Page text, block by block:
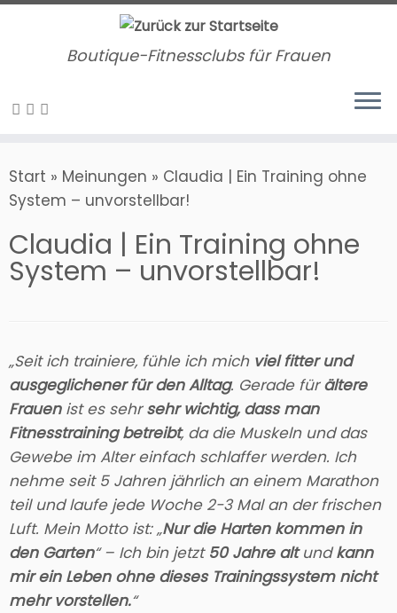
Zum
Boutique-Fitnessclubs für Frauen
Start » Meinungen » Claudia | Ein Training ohne
System – unvorstellbar!
Claudia | Ein Training ohne
System – unvorstellbar!
„Seit ich trainiere, fühle ich mich viel fitter und
ausgeglichener für den Alltag. Gerade fürältere
Frauenist es sehrsehr wichtig, dass man
Fitnesstraining betreibt, da die Muskeln und das
Gewebe im Alter einfach schlaffer werden. Ich
nehme seit 5 Jahren jährlich an einem Marathon
teil und laufe jede Woche 2-3 Mal an der frischen
Luft. Mein Motto ist: „Nur die Harten kommen in
den Garten“ – Ich bin jetzt 50 Jahre altundkann
mir ein Leben ohne dieses Trainingssystem nicht
mehr vorstellen.“